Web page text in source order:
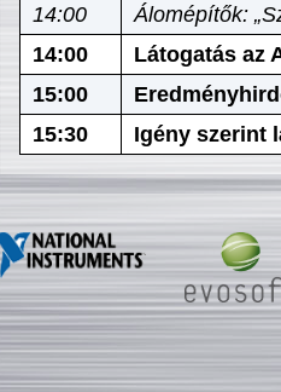
14:00
Álomépítők:
14:00
Látogatás az
15:00
15:30
Igény szerint